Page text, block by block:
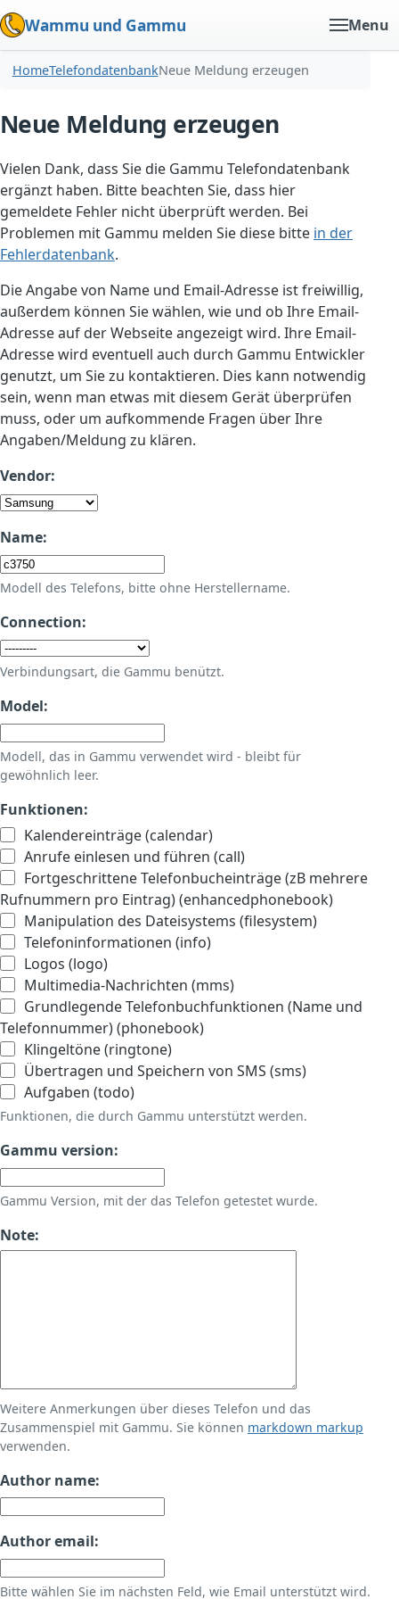
Wammu und Gammu Menu
HomeTelefondatenbankNeue Meldung erzeugen
Neue Meldung erzeugen
Vielen Dank, dass Sie die Gammu Telefondatenbank
ergänzt haben. Bitte beachten Sie, dass hier
gemeldete Fehler nicht überprüft werden. Bei
Problemen mit Gammu melden Sie diese bitte in der
Fehlerdatenbank.
Die Angabe von Name und Email-Adresse ist freiwillig,
außerdem können Sie wählen, wie und ob Ihre Email-
Adresse auf der Webseite angezeigt wird. Ihre Email-
Adresse wird eventuell auch durch Gammu Entwickler
genutzt, um Sie zu kontaktieren. Dies kann notwendig
sein, wenn man etwas mit diesem Gerät überprüfen
muss, oder um aufkommende Fragen über Ihre
Angaben/Meldung zu klären.
Vendor:
Name:
Modell des Telefons, bitte ohne Herstellername.
Connection:
Verbindungsart, die Gammu benützt.
Model:
Modell, das in Gammu verwendet wird - bleibt für
gewöhnlich leer.
Funktionen:
Kalendereinträge (calendar)
Anrufe einlesen und führen (call)
Fortgeschrittene Telefonbucheinträge (zB mehrere
Rufnummern pro Eintrag) (enhancedphonebook)
Manipulation des Dateisystems (filesystem)
Telefoninformationen (info)
Logos (logo)
Multimedia-Nachrichten (mms)
Grundlegende Telefonbuchfunktionen (Name und
Telefonnummer) (phonebook)
Klingeltöne (ringtone)
Übertragen und Speichern von SMS (sms)
Aufgaben (todo)
Funktionen, die durch Gammu unterstützt werden.
Gammu version:
Gammu Version, mit der das Telefon getestet wurde.
Note:
Weitere Anmerkungen über dieses Telefon und das
Zusammenspiel mit Gammu. Sie können markdown markup
verwenden.
Author name:
Author email:
Bitte wählen Sie im nächsten Feld, wie Email unterstützt wird.